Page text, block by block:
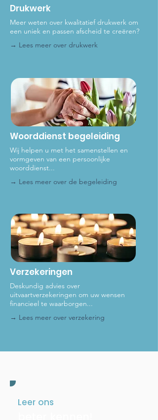
Drukwerk
Meer weten over kwalitatief drukwerk om
een uniek en passen afscheid te creëren?
→ Lees meer over drukwerk
Woorddienst begeleiding
Wij helpen u met het samenstellen en
vormgeven van een persoonlijke
woorddienst...
→ Lees meer over de begeleiding
Verzekeringen
Deskundig advies over
uitvaartverzekeringen om uw wensen
financieel te waarborgen...
→ Lees meer over verzekering
Leer ons